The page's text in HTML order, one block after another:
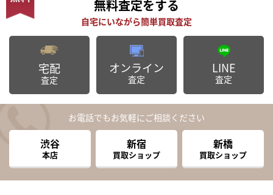
無料査定をする
宅配
査定
オンライン
査定
LINE
査定
お電話でもお気軽にご相談ください
渋谷
本店
新宿
買取ショップ
新橋
買取ショップ